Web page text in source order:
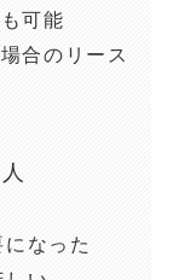
可能
合のリース
なった